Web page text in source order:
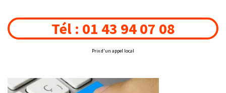
Tél : 01 43 94 07 08
Prix d'un appel local